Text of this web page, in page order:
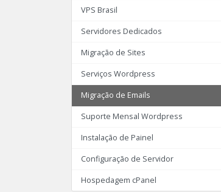
VPS Brasil
Servidores Dedicados
Migração de Sites
Serviços Wordpress
Migração de Emails
Suporte Mensal Wordpress
Instalação de Painel
Configuração de Servidor
Hospedagem cPanel